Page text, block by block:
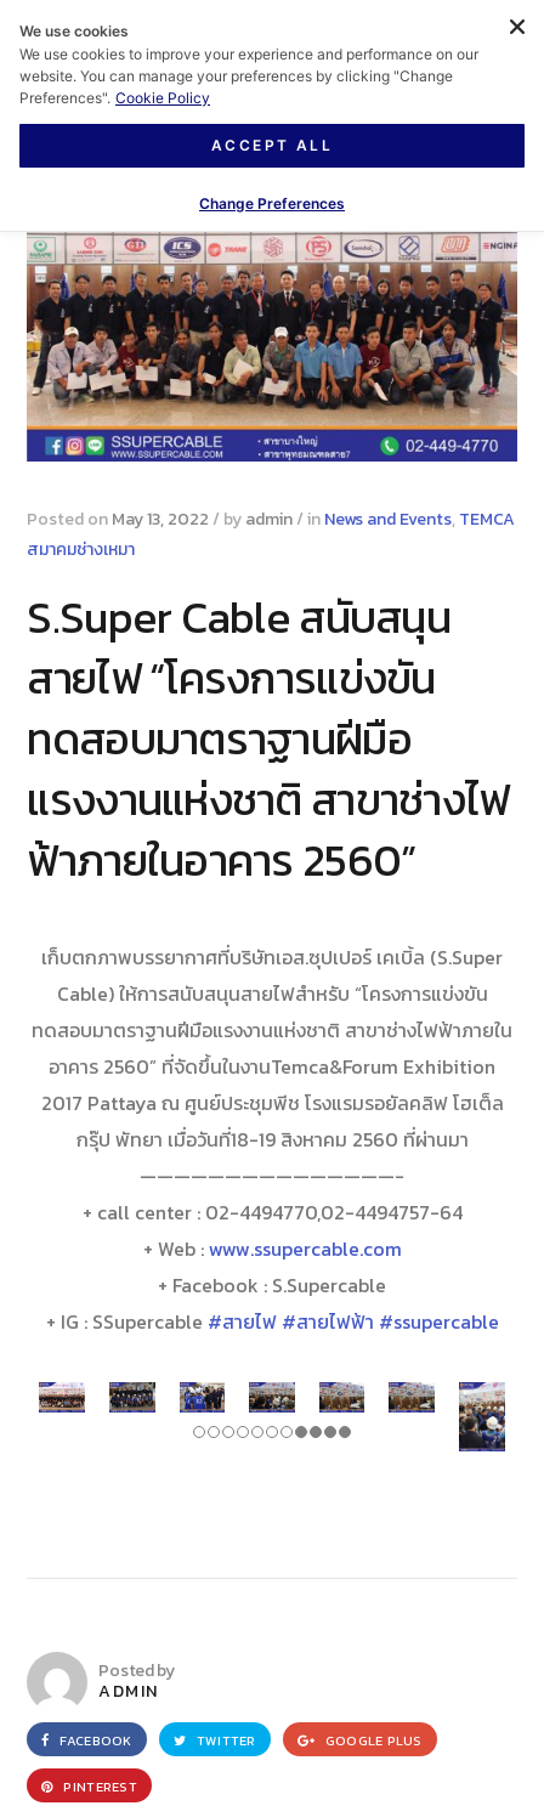
Posted onMay 13, 2022 / byadmin/ inNews and Events, TEMCA
สมาคมช่างเหมา
S.Super Cable สนับสนุน
สายไฟ “โครงการแข่งขัน
ทดสอบมาตราฐานฝีมือ
แรงงานแห่งชาติ สาขาช่างไฟ
ฟ้าภายในอาคาร 2560”
เก็บตกภาพบรรยากาศที่บริษัทเอส.ซุปเปอร์ เคเบิ้ล (S.Super
Cable) ให้การสนับสนุนสายไฟสำหรับ “โครงการแข่งขัน
ทดสอบมาตราฐานฝีมือแรงงานแห่งชาติ สาขาช่างไฟฟ้าภายใน
อาคาร 2560” ที่จัดขึ้นในงานTemca&Forum Exhibition
2017 Pattaya ณ ศูนย์ประชุมพีช โรงแรมรอยัลคลิฟ โฮเต็ล
กรุ๊ป พัทยา เมื่อวันที่18-19 สิงหาคม 2560 ที่ผ่านมา
———————————————-
+ call center : 02-4494770,02-4494757-64
+ Web :www.ssupercable.com
+ Facebook : S.Supercable
+ IG : SSupercable #สายไฟ #สายไฟฟ้า #ssupercable
Posted by
ADMIN
FACEBOOK TWITTER GOOGLE PLUS
PINTEREST
We use cookies
We use cookies to improve your experience and performance on our
website. You can manage your preferences by clicking "Change
Preferences". Cookie Policy
ACCEPT ALL
Change Preferences